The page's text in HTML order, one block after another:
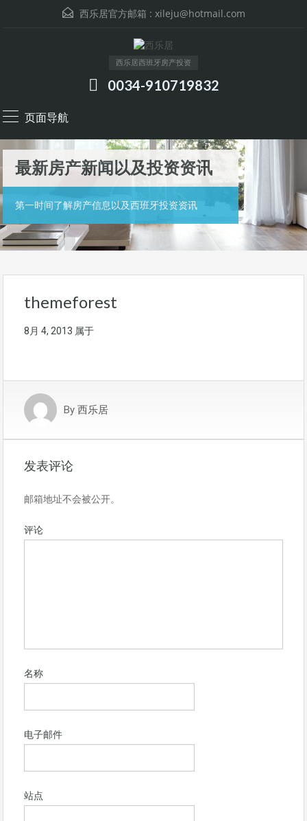
西乐居官方邮箱 : xileju@hotmail.com
西乐居西班牙房产投资
0034-910719832
页面导航
最新房产新闻以及投资资讯
第一时间了解房产信息以及西班牙投资资讯
themeforest
8月 4, 2013 属于
By 西乐居
发表评论
邮箱地址不会被公开。
评论
名称
电子邮件
站点